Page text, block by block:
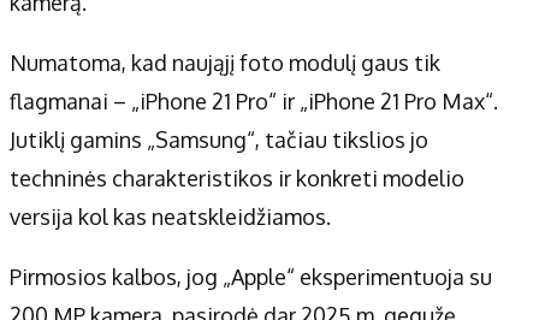
Numatoma, kad naująjį foto modulį gaus tik
flagmanai – „iPhone 21 Pro“ ir „iPhone 21 Pro Max“.
Jutiklį gamins „Samsung“, tačiau tikslios jo
techninės charakteristikos ir konkreti modelio
versija kol kas neatskleidžiamos.
Pirmosios kalbos, jog „Apple“ eksperimentuoja su
200 MP kamera, pasirodė dar 2025 m. gegužę.